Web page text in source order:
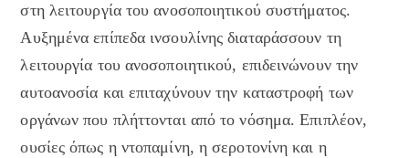
στη λειτουργία του ανοσοποιητικού συστήματος.
Αυξημένα επίπεδα ινσουλίνης διαταράσσουν τη
λειτουργία του ανοσοποιητικού, επιδεινώνουν την
αυτοανοσία και επιταχύνουν την καταστροφή των
οργάνων που πλήττονται από το νόσημα. Επιπλέον,
ουσίες όπως η ντοπαμίνη, η σεροτονίνη και η